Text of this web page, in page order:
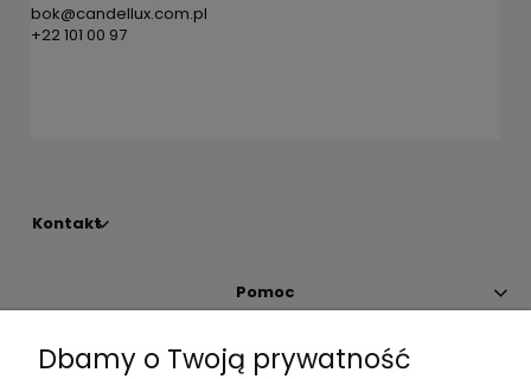
bok@candellux.com.pl
+22 101 00 97
Kontakt
Pomoc
Moje konto
Dbamy o Twoją prywatność